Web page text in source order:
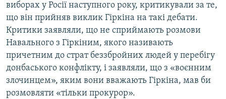
виборах у Росії наступного року, критикували за те,
що він прийняв виклик Гіркіна на такі дебати.
Критики заявляли, що не сприймають розмови
Навального з Гіркіним, якого називають
причетним до страт беззбройних людей у перебігу
донбаського конфлікту, і заявляли, що з «воєнним
злочинцем», яким вони вважають Гіркіна, мав би
розмовляти «тільки прокурор».